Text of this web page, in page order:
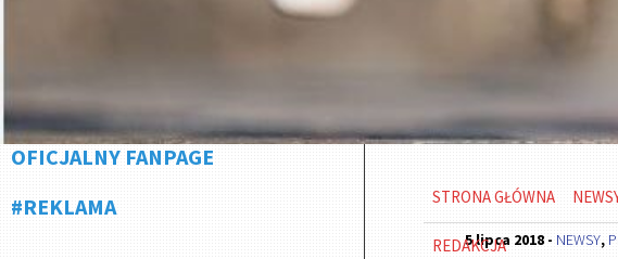
OFICJALNY FANPAGE
#REKLAMA
STRONA GŁÓWNA
REDAKCJA
5 lipca 2018 - NEWSY,